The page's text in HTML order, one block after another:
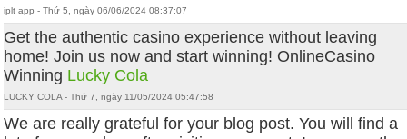
iplt app - Thứ 5, ngày 06/06/2024 08:37:07
Get the authentic casino experience without leaving
home! Join us now and start winning! OnlineCasino
Winning Lucky Cola
LUCKY COLA - Thứ 7, ngày 11/05/2024 05:47:58
We are really grateful for your blog post. You will find a